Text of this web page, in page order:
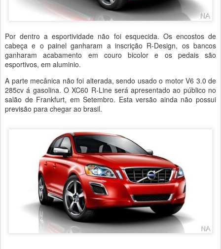
Por dentro a esportividade não foi esquecida. Os encostos de
cabeça e o painel ganharam a inscrição R-Design, os bancos
ganharam acabamento em couro bicolor e os pedais são
esportivos, em aluminio.
A parte mecânica não foi alterada, sendo usado o motor V6 3.0 de
285cv á gasolina. O XC60 R-Line será apresentado ao público no
salão de Frankfurt, em Setembro. Esta versão ainda não possui
previsão para chegar ao brasil.